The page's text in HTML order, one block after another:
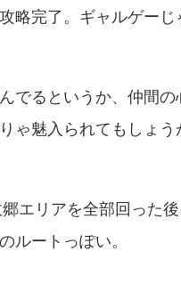
略完了。ギャルゲーじ
でるというか、仲間
魅入られてもしょう
エリアを全部回った
ルートっぽい。